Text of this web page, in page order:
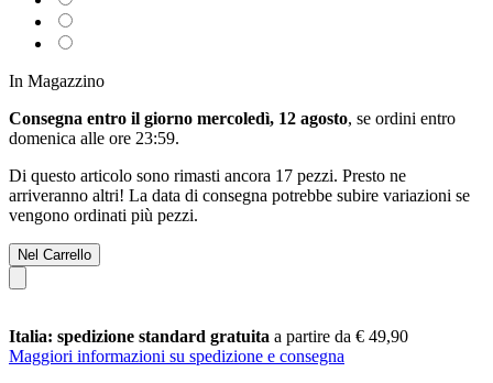
In Magazzino
Consegna entro il giorno mercoledì, 12 agosto, se ordini entro
domenica alle ore 23:59.
Di questo articolo sono rimasti ancora 17 pezzi. Presto ne
arriveranno altri! La data di consegna potrebbe subire variazioni se
vengono ordinati più pezzi.
Nel Carrello
Italia: spedizione standard gratuita a partire da € 49,90
Maggiori informazioni su spedizione e consegna